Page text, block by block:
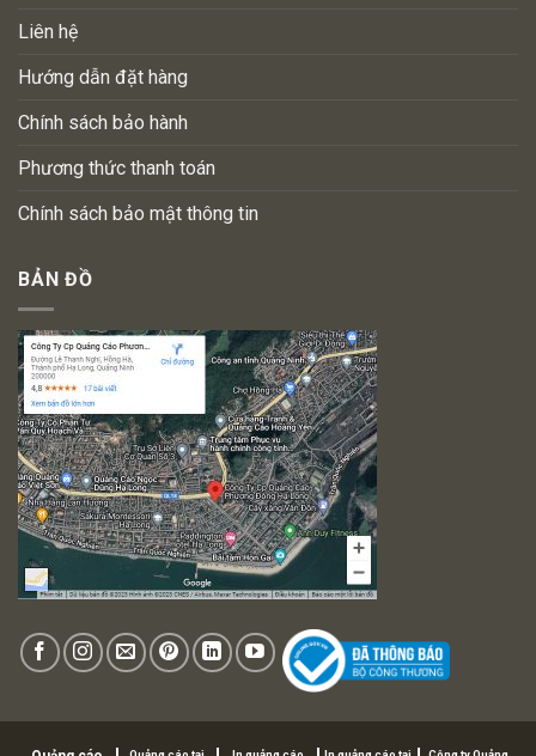
Liên hệ
Hướng dẫn đặt hàng
Chính sách bảo hành
Phương thức thanh toán
Chính sách bảo mật thông tin
BẢN ĐỒ